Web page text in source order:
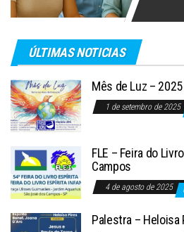
ÚLTIMAS NOTICIAS
Mês de Luz – 2025
1 de setembro de 2025
FLE – Feira do
Campos
4 de agosto de 2025
Palestra – Heloisa